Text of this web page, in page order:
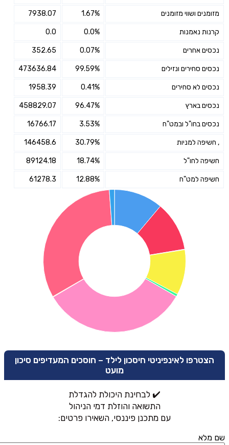
מזומנים ושווי מזומנים 1.67%
7938.07
קרנות נאמנות 0.0%
0.0
נכסים אחרים 0.07%
352.65
נכסים סחירים ונזילים 99.59%
473636.84
נכסים לא סחירים 0.41%
1958.39
נכסים בארץ 96.47%
458829.07
נכסים בחו"ל ובמט"ח 3.53%
16766.17
, חשיפה למניות 30.79%
146458.6
חשיפה לחו"ל 18.74%
89124.18
חשיפה למט"ח 12.88%
61278.3
הצטרפו לאינפיניטי חיסכון לילד – חוסכים המעדיפים סיכון
מועט
✔️ לבחינת היכולת להגדלת
התשואה והוזלת דמי הניהול
עם מתכנן פיננסי, השאירו פרטים:
שם מלא